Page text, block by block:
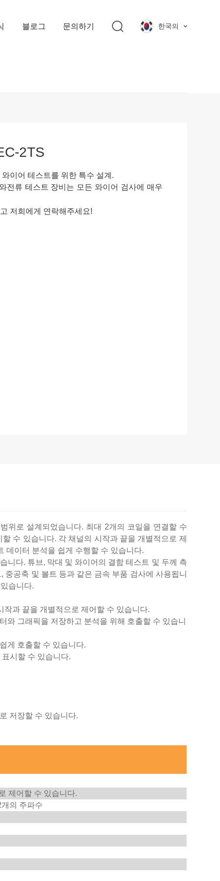
블로그 문의하기 한국의
2TS
이어 테스트를 위한 특수 설계 .
전류 테스트 장비는 모든 와이어 검사에 매우
저희에게 연락해주세요!
위로 설계되었습니다. 최대 2개의 코일을 연결할 수
수 있습니다. 각 채널의 시작과 끝을 개별적으로 제
데이터 분석을 쉽게 수행할 수 있습니다.
니다. 튜브, 막대 및 와이어의 결함 테스트 및 두께 측
공축 및 볼트 등과 같은 금속 부품 검사에 사용됩니
습니다.
과 끝을 개별적으로 제어할 수 있습니다.
와 그래픽을 저장하고 분석을 위해 호출할 수 있습니
게 호출할 수 있습니다.
시할 수 있습니다.
저장할 수 있습니다.
제어할 수 있습니다.
의 주파수